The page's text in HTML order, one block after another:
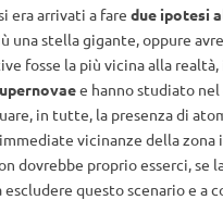
era arrivati a fare due ipotesi
una stella gigante, oppure
fosse la più vicina alla
e hanno studiato
in tutte, la presenza di
vicinanze della zona
dovrebbe proprio esserci, se
questo scenario e a